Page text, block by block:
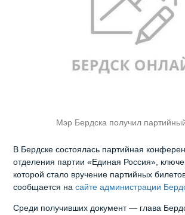
Мэр Бердска получил
В Бердске состоялась партийная
отделения партии «Единая Россия»,
которой стало вручение партийных
сообщается на сайте администрации
Среди получивших документ — глава